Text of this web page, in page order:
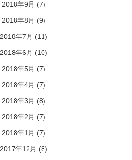
2018年9月 (7)
2018年8月 (9)
2018年7月 (11)
2018年6月 (10)
2018年5月 (7)
2018年4月 (7)
2018年3月 (8)
2018年2月 (7)
2018年1月 (7)
2017年12月 (8)